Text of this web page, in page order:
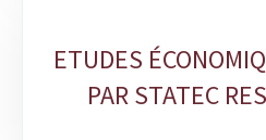
ETUDES
PAR STATEC